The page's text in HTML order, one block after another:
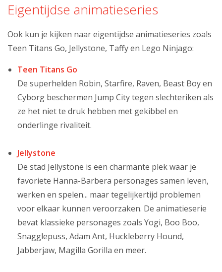
Eigentijdse animatieseries
Ook kun je kijken naar eigentijdse animatieseries zoals
Teen Titans Go, Jellystone, Taffy en Lego Ninjago:
Teen Titans Go
De superhelden Robin, Starfire, Raven, Beast Boy en
Cyborg beschermen Jump City tegen slechteriken als
ze het niet te druk hebben met gekibbel en
onderlinge rivaliteit.
Jellystone
De stad Jellystone is een charmante plek waar je
favoriete Hanna-Barbera personages samen leven,
werken en spelen... maar tegelijkertijd problemen
voor elkaar kunnen veroorzaken. De animatieserie
bevat klassieke personages zoals Yogi, Boo Boo,
Snagglepuss, Adam Ant, Huckleberry Hound,
Jabberjaw, Magilla Gorilla en meer.